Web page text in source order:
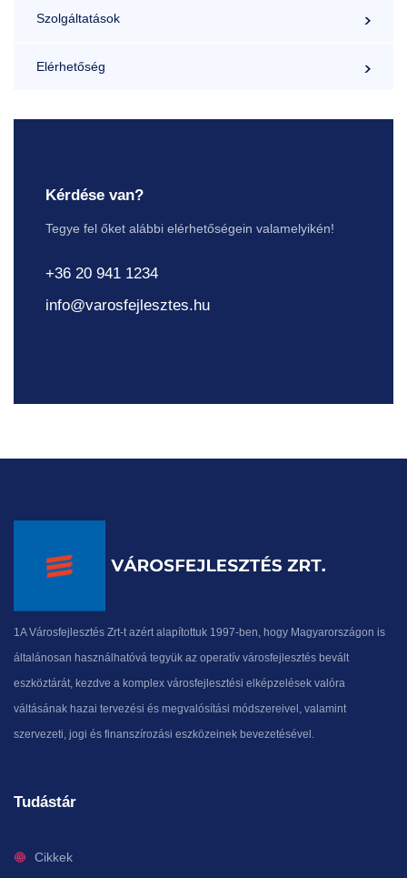
Szolgáltatások
Elérhetőség
Kérdése van?
Tegye fel őket alábbi elérhetőségein valamelyikén!
+36 20 941 1234
info@varosfejlesztes.hu
1A Városfejlesztés Zrt-t azért alapítottuk 1997-ben, hogy Magyarországon is
általánosan használhatóvá tegyük az operatív városfejlesztés bevált
eszköztárát, kezdve a komplex városfejlesztési elképzelések valóra
váltásának hazai tervezési és megvalósítási módszereivel, valamint
szervezeti, jogi és finanszírozási eszközeinek bevezetésével.
Tudástár
Cikkek